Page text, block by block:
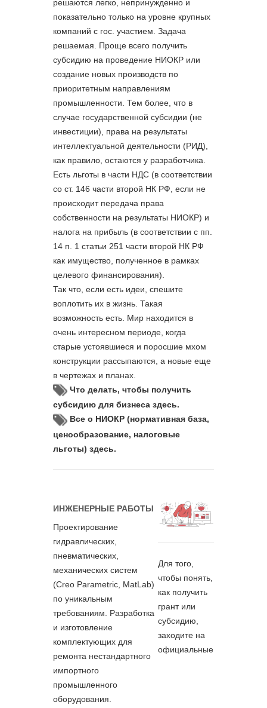
решаются легко, непринужденно и
показательно только на уровне крупных
компаний с гос. участием. Задача
решаемая. Проще всего получить
субсидию на проведение НИОКР или
создание новых производств по
приоритетным направлениям
промышленности. Тем более, что в
случае государственной субсидии (не
инвестиции), права на результаты
интеллектуальной деятельности (РИД),
как правило, остаются у разработчика.
Есть льготы в части НДС (в соответствии
со ст. 146 части второй НК РФ, если не
происходит передача права
собственности на результаты НИОКР) и
налога на прибыль (в соответствии с пп.
14 п. 1 статьи 251 части второй НК РФ
как имущество, полученное в рамках
целевого финансирования).
Так что, если есть идеи, спешите
воплотить их в жизнь. Такая
возможность есть. Мир находится в
очень интересном периоде, когда
старые устоявшиеся и поросшие мхом
конструкции рассыпаются, а новые еще
в чертежах и планах.
Что делать, чтобы получить
субсидию для бизнеса здесь.
Все о НИОКР (нормативная база,
ценообразование, налоговые
льготы) здесь.
ИНЖЕНЕРНЫЕ РАБОТЫ
Проектирование
гидравлических,
пневматических,
механических систем
(Creo Parametric, MatLab)
по уникальным
требованиям. Разработка
и изготовление
комплектующих для
ремонта нестандартного
импортного
промышленного
оборудования.
Для того,
чтобы понять,
как получить
грант или
субсидию,
заходите на
официальные